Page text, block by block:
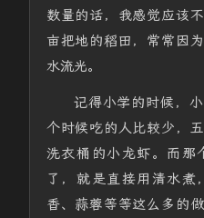
数量的话，我感觉应该
亩把地的稻田，常常因
水流光。
记得小学的时候，
个时候吃的人比较少，
洗衣桶的小龙虾。而那
了，就是直接用清水煮
香、蒜蓉等等这么多的